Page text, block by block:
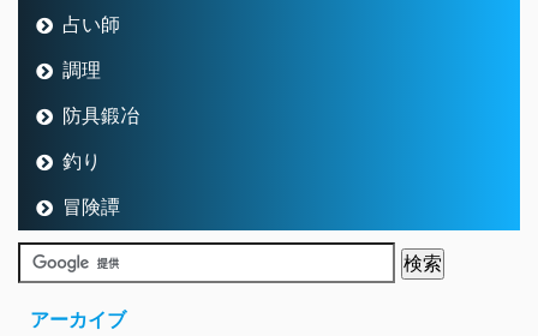
占い師
調理
防具鍛冶
釣り
冒険譚
アーカイブ